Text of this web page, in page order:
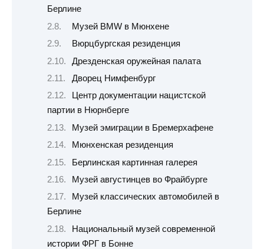
Берлине
Музей BMW в Мюнхене
Вюрцбургская резиденция
Дрезденская оружейная палата
Дворец Нимфенбург
Центр документации нацистской
партии в Нюрнберге
Музей эмиграции в Бремерхафене
Мюнхенская резиденция
Берлинская картинная галерея
Музей августинцев во Фрайбурге
Музей классических автомобилей в
Берлине
Национальный музей современной
истории ФРГ в Бонне